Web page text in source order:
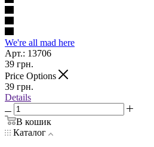
We're all mad here
Арт.: 13706
39 грн.
Price Options
39 грн.
Details
В кошик
Каталог